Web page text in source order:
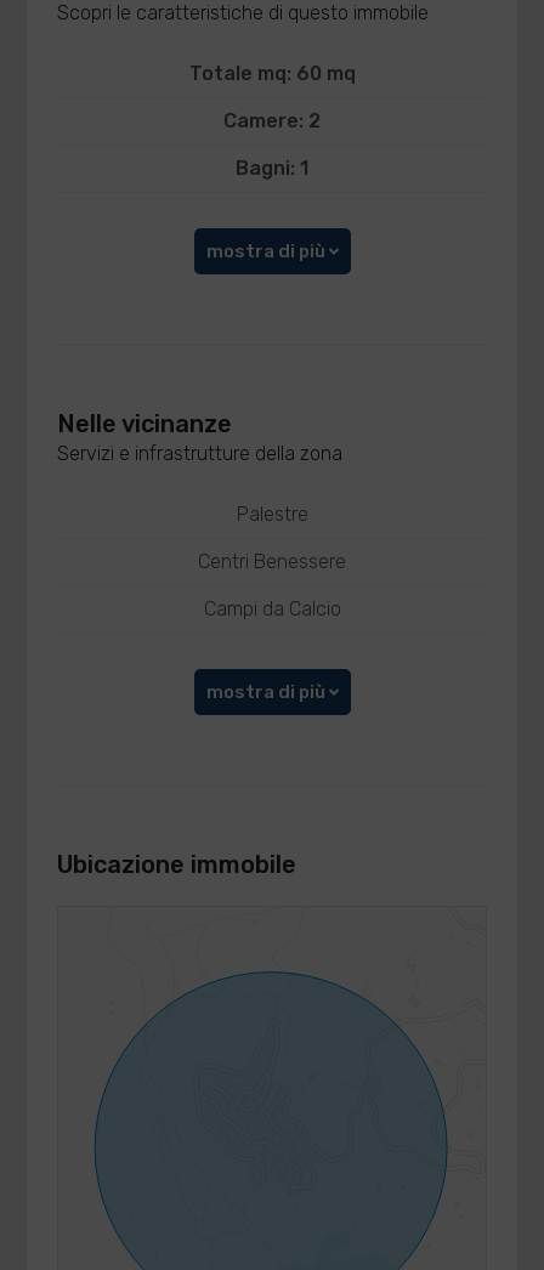
Scopri le caratteristiche di questo immobile
Totale mq: 60 mq
Camere: 2
Bagni: 1
mostra di più
Nelle vicinanze
Servizi e infrastrutture della zona
Palestre
Centri Benessere
Campi da Calcio
mostra di più
Ubicazione immobile